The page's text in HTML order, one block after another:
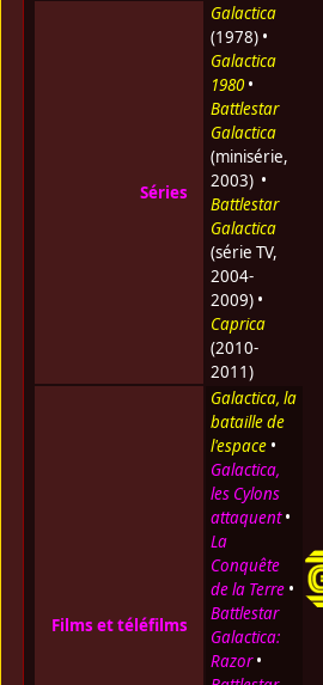
Séries
Galactica
(1978) •
Galactica
1980•
Battlestar
Galactica
(minisérie,
2003) •
Battlestar
Galactica
(série TV,
2004-
2009) •
Caprica
(2010-
2011)
Films et téléfilms
Galactica, la
bataille de
l'espace•
Galactica,
les Cylons
attaquent•
La
Conquête
de la Terre•
Battlestar
Galactica:
Razor•